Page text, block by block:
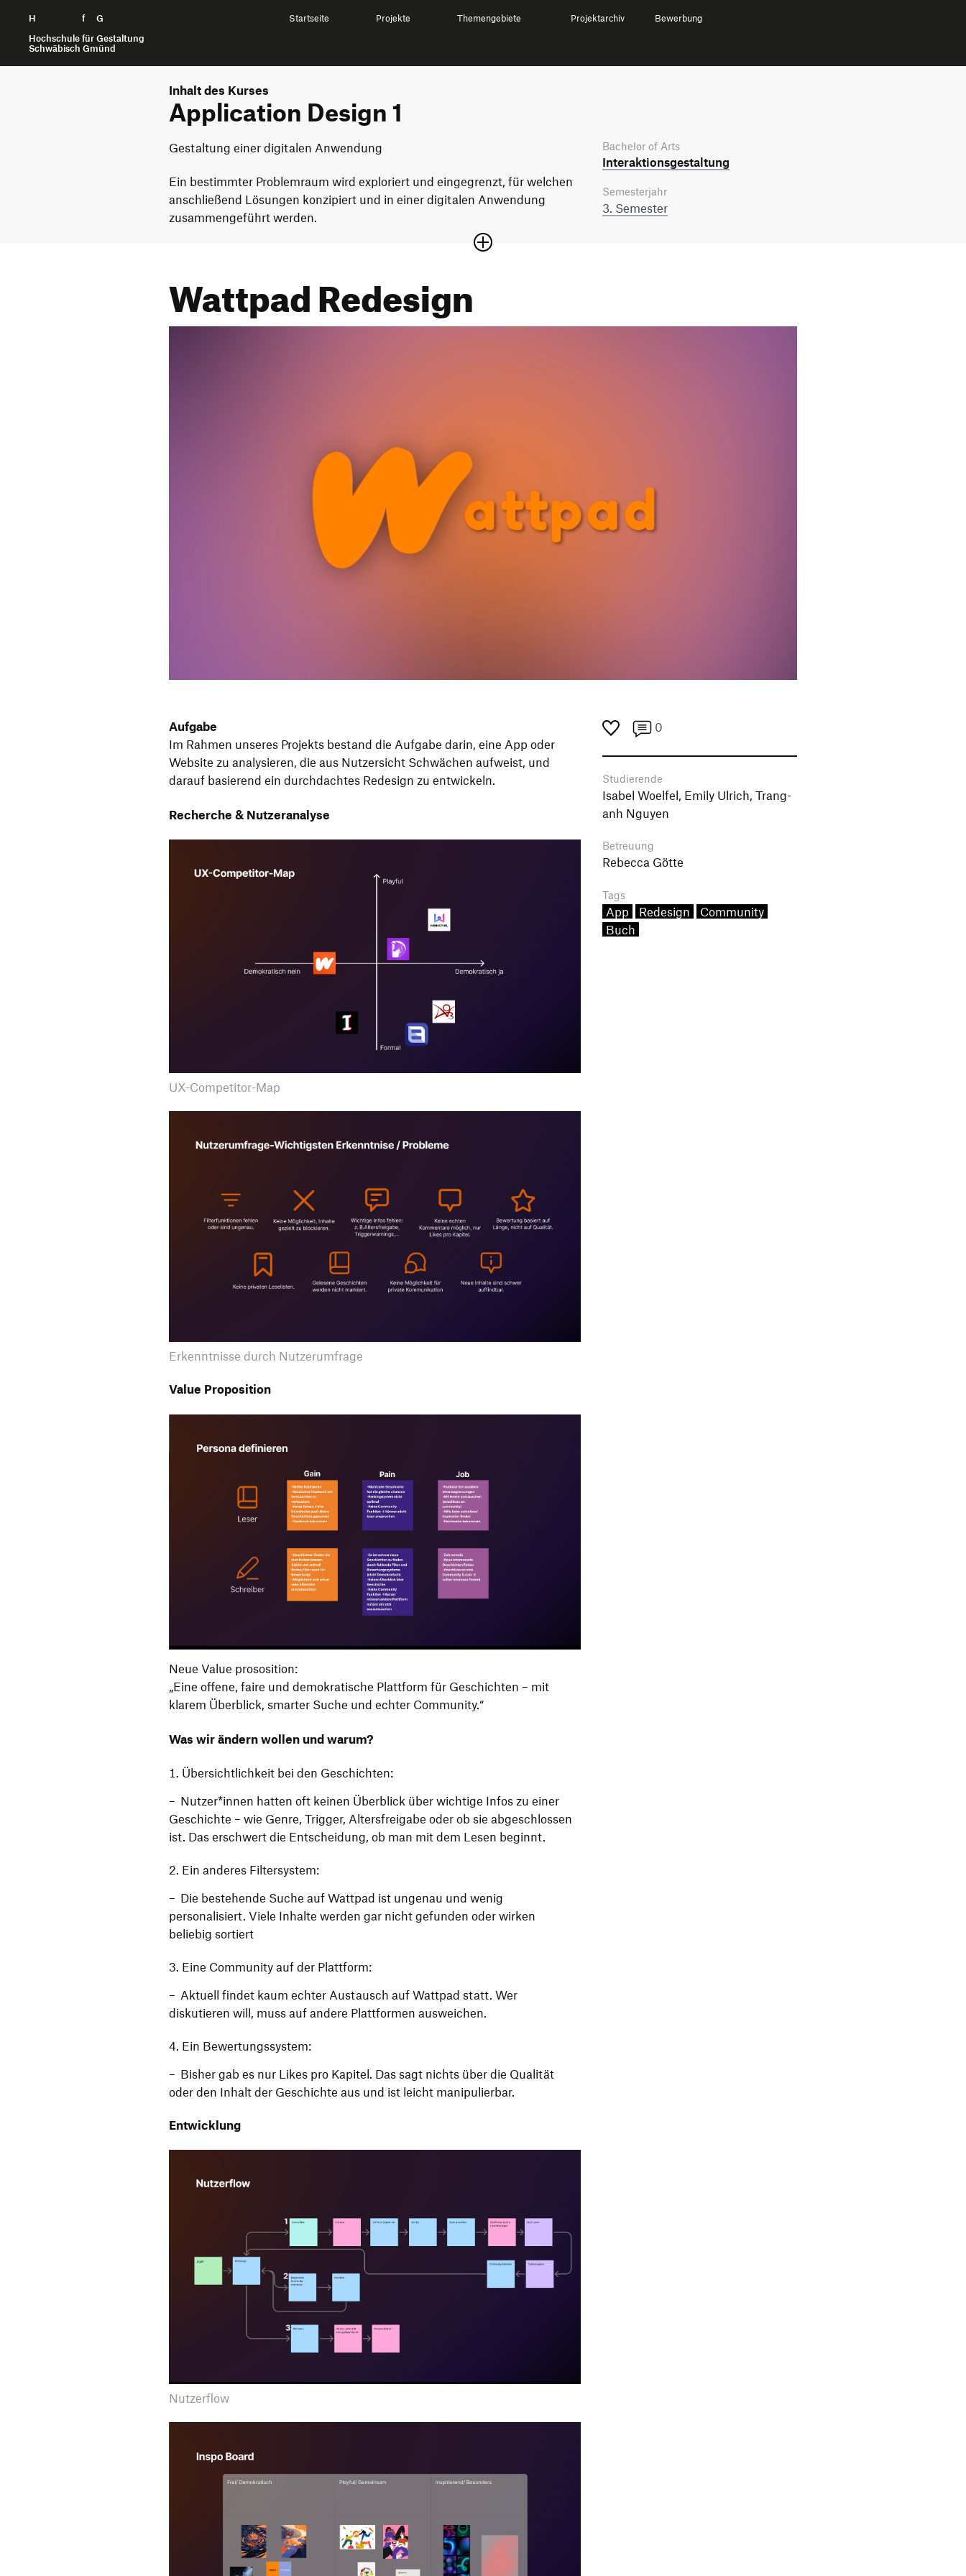
H f
G
Hochschule für Gestaltung
Schwäbisch Gmünd
Zum Seiteninhalt springen Startseite Projekte Themengebiete Projektarchiv Bewerbung
Inhalt des Kurses
Application Design 1
Gestaltung einer digitalen Anwendung
Ein bestimmter Problemraum wird exploriert und eingegrenzt, für welchen
anschließend Lösungen konzipiert und in einer digitalen Anwendung
zusammengeführt werden.
Bachelor of Arts
Interaktions­gestaltung
Semesterjahr
3. Semester
Wattpad Redesign
Aufgabe
Im Rahmen unseres Projekts bestand die Aufgabe darin, eine App oder
Website zu analysieren, die aus Nutzersicht Schwächen aufweist, und
darauf basierend ein durchdachtes Redesign zu entwickeln.
Recherche & Nutzeranalyse
UX-Competitor-Map
Erkenntnisse durch Nutzerumfrage
Value Proposition
Neue Value prososition:
„Eine offene, faire und demokratische Plattform für Geschichten – mit
klarem Überblick, smarter Suche und echter Community.“
Was wir ändern wollen und warum?
Übersichtlichkeit bei den Geschichten:
Nutzer*innen hatten oft keinen Überblick über wichtige Infos zu einer
Geschichte – wie Genre, Trigger, Altersfreigabe oder ob sie abgeschlossen
ist. Das erschwert die Entscheidung, ob man mit dem Lesen beginnt.
Ein anderes Filtersystem:
Die bestehende Suche auf Wattpad ist ungenau und wenig
personalisiert. Viele Inhalte werden gar nicht gefunden oder wirken
beliebig sortiert
Eine Community auf der Plattform:
Aktuell findet kaum echter Austausch auf Wattpad statt. Wer
diskutieren will, muss auf andere Plattformen ausweichen.
Ein Bewertungssystem:
Bisher gab es nur Likes pro Kapitel. Das sagt nichts über die Qualität
oder den Inhalt der Geschichte aus und ist leicht manipulierbar.
Entwicklung
Nutzerflow
0
Studierende
Isabel Woelfel, Emily Ulrich, Trang-
anh Nguyen
Betreuung
Rebecca Götte
Tags
App Redesign
Community
Buch